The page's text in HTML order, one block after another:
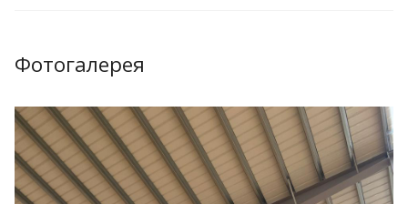
Фотогалерея